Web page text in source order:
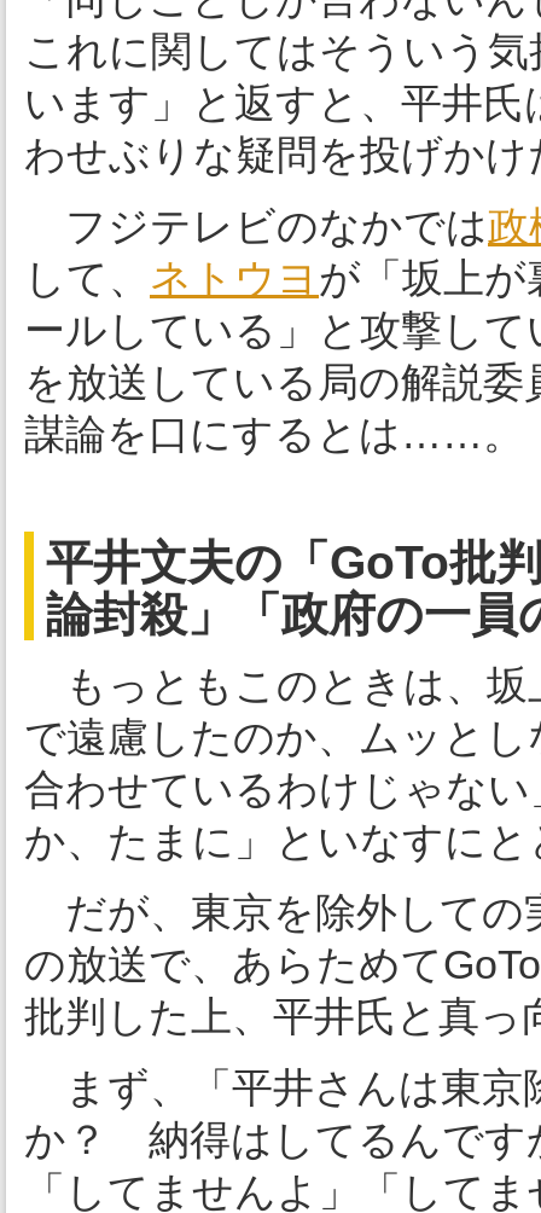
これに関してはそういう
います」と返すと、平井
わせぶりな疑問を投げかけ
フジテレビのなかでは政
して、 ネトウヨ が「坂上
ールしている」と攻撃し
を放送している局の解説
謀論を口にするとは……。
平井文夫の「GoTo批
論封殺」「政府の一員
もっともこのときは、坂
で遠慮したのか、ムッと
合わせているわけじゃな
か、たまに」といなすに
だが、東京を除外しての
の放送で、あらためて
批判した上、平井氏と真
まず、「平井さんは東京
か？ 納得はしてるんです
「してませんよ」「して